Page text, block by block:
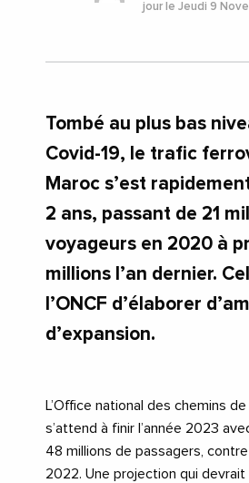
jour le Jeudi 9
Tombé au plus bas
Covid-19, le trafic
Maroc s’est
2 ans, passant de 21
voyageurs en 2020 à
millions l’an dernier.
l’ONCF d’élaborer
d’expansion.
L’Office national des chemins
s’attend à finir l’année 2023
48 millions de passagers,
2022. Une projection qui